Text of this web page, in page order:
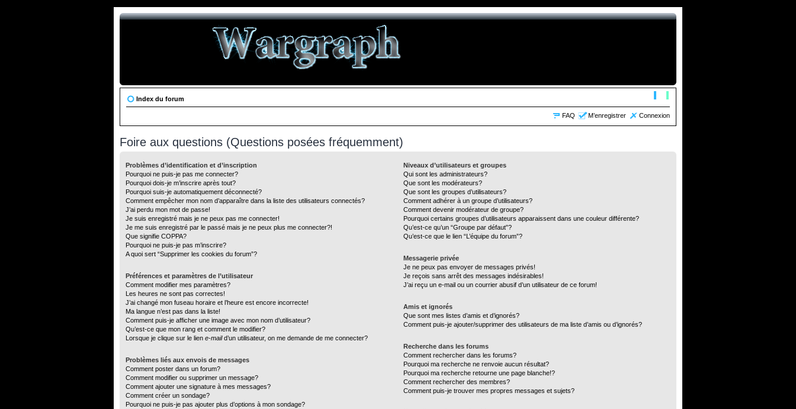
Index du forum
FAQ M’enregistrer Connexion
Foire aux questions (Questions posées fréquemment)
Problèmes d’identification et d’inscription
Pourquoi ne puis-je pas me connecter?
Pourquoi dois-je m’inscrire après tout?
Pourquoi suis-je automatiquement déconnecté?
Comment empêcher mon nom d’apparaître dans la liste des utilisateurs connectés?
J’ai perdu mon mot de passe!
Je suis enregistré mais je ne peux pas me connecter!
Je me suis enregistré par le passé mais je ne peux plus me connecter?!
Que signifie COPPA?
Pourquoi ne puis-je pas m’inscrire?
A quoi sert “Supprimer les cookies du forum”?
Préférences et paramètres de l’utilisateur
Comment modifier mes paramètres?
Les heures ne sont pas correctes!
J’ai changé mon fuseau horaire et l’heure est encore incorrecte!
Ma langue n’est pas dans la liste!
Comment puis-je afficher une image avec mon nom d’utilisateur?
Qu’est-ce que mon rang et comment le modifier?
Lorsque je clique sur le lien e-maild’un utilisateur, on me demande de me connecter?
Problèmes liés aux envois de messages
Comment poster dans un forum?
Comment modifier ou supprimer un message?
Comment ajouter une signature à mes messages?
Comment créer un sondage?
Pourquoi ne puis-je pas ajouter plus d’options à mon sondage?
Niveaux d’utilisateurs et groupes
Qui sont les administrateurs?
Que sont les modérateurs?
Que sont les groupes d’utilisateurs?
Comment adhérer à un groupe d’utilisateurs?
Comment devenir modérateur de groupe?
Pourquoi certains groupes d’utilisateurs apparaissent dans une couleur différente?
Qu’est-ce qu’un “Groupe par défaut”?
Qu’est-ce que le lien “L’équipe du forum”?
Messagerie privée
Je ne peux pas envoyer de messages privés!
Je reçois sans arrêt des messages indésirables!
J’ai reçu un e-mail ou un courrier abusif d’un utilisateur de ce forum!
Amis et ignorés
Que sont mes listes d’amis et d’ignorés?
Comment puis-je ajouter/supprimer des utilisateurs de ma liste d’amis ou d’ignorés?
Recherche dans les forums
Comment rechercher dans les forums?
Pourquoi ma recherche ne renvoie aucun résultat?
Pourquoi ma recherche retourne une page blanche!?
Comment rechercher des membres?
Comment puis-je trouver mes propres messages et sujets?